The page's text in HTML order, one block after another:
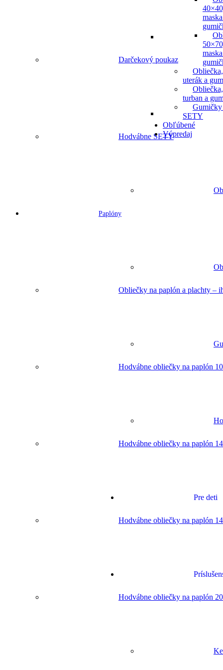
Pre deti
Obliečka,
uterák a
Obliečka,
turban a
SETY
Obľúbené
Výpredaj
Darčekový poukaz
Hodvábne SETY
Paplóny
Obliečky na paplón a plachty –
Hodvábne obliečky na paplón
Hodvábne obliečky na paplón
Hodvábne obliečky na paplón
Hodvábne obliečky na paplón